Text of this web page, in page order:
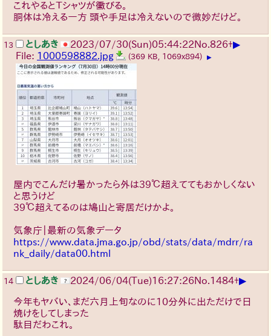
これやるとＴシャツが黴びる。
胴体は冷える一方 頭や手足は冷えないので微妙だけど。
13 としあき 2023/07/30(Sun)05:44:22No.826+▶
File: 1000598882.jpg (369 KB, 1069x894) ▶
屋内でこんだけ暑かったら外は39℃超えててもおかしくない
と思うけど
39℃超えてるのは鳩山と寄居だけかよ。
気象庁｜最新の気象データ
https://www.data.jma.go.jp/obd/stats/data/mdrr/ra
nk_daily/data00.html
14 としあき 2024/06/04(Tue)16:27:26No.1484+▶
今年もヤバい、まだ六月上旬なのに10分外に出ただけで日
焼けをしてしまった
駄目だわこれ。